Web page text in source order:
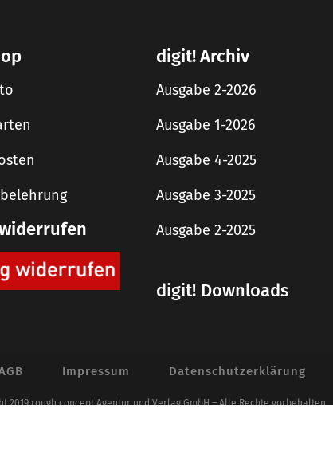
digit! Archiv
Ausgabe 2-2026
Ausgabe 1-2026
Ausgabe 4-2025
Ausgabe 3-2025
Ausgabe 2-2025
digit! Downloads
Impressum Datenschutzerklärung
2019 rough concept Agentur und Verlag GmbH – Alle Rechte vorbehalten